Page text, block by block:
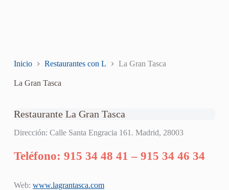
Inicio Restaurantes con L La Gran Tasca
La Gran Tasca
Restaurante La Gran Tasca
Dirección: Calle Santa Engracia 161. Madrid, 28003
Teléfono: 915 34 48 41 – 915 34 46 34
Web: www.lagrantasca.com